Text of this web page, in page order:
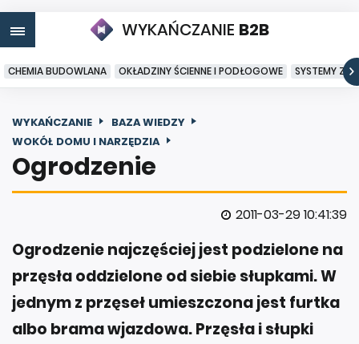
WYKAŃCZANIE B2B
CHEMIA BUDOWLANA OKŁADZINY ŚCIENNE I PODŁOGOWE SYSTEMY
WYKAŃCZANIE
BAZA WIEDZY
WOKÓŁ DOMU I NARZĘDZIA
Ogrodzenie
2011-03-29 10:41:39
Ogrodzenie najczęściej jest podzielone na
przęsła oddzielone od siebie słupkami. W
jednym z przęseł umieszczona jest furtka
albo brama wjazdowa. Przęsła i słupki